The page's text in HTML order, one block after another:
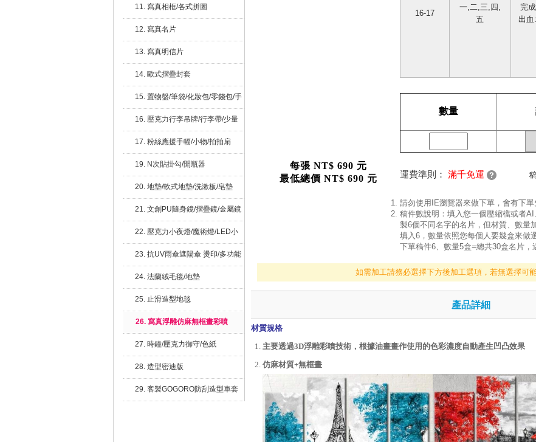
11. 寫真相框/各式拼圖
12. 寫真名片
13. 寫真明信片
14. 歐式摺疊封套
15. 置物盤/筆袋/化妝包/零錢包/手
16. 壓克力行李吊牌/行李帶/少量
17. 粉絲應援手幅/小物/拍拍扇
19. N次貼掛勾/開瓶器
20. 地墊/軟式地墊/洗漱板/皂墊
21. 文創PU隨身鏡/摺疊鏡/金屬鏡
22. 壓克力小夜燈/魔術燈/LED小
23. 抗UV雨傘遮陽傘 燙印/多功能
24. 法蘭絨毛毯/地墊
25. 止滑造型地毯
26. 寫真浮雕仿麻無框畫彩噴
27. 時鐘/壓克力御守/色紙
28. 造型密迪版
29. 客製GOGORO防刮造型車套
16-17
一,二,三,四,
五
完
出血
每張 NT$ 690 元
最低總價 NT$ 690 元
數量
運費準則： 滿千免運
請勿使用IE瀏覽器來做下單，會有下
稿件數說明：填入您一個壓縮檔或者
製6個不同名字的名片，但材質、數量
填入6，數量依照您每個人要幾盒來做
下單稿件6、數量5盒=總共30盒名片，
如需加工請務必選擇下方後加工選項，若無選擇可
產品詳細
材質規格
主要透過3D浮雕彩噴技術，根據油畫畫作使用的色彩濃度自動產生凹凸效果
仿麻材質+無框畫